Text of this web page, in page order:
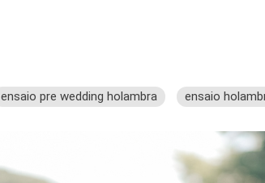
ensaio pre wedding holambra ensaio